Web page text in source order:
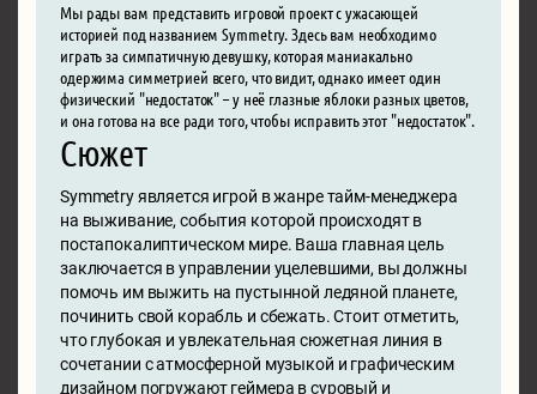
Мы рады вам представить игровой проект с ужасающей
историей под названием Symmetry. Здесь вам необходимо
играть за симпатичную девушку, которая маниакально
одержима симметрией всего, что видит, однако имеет один
физический "недостаток" – у неё глазные яблоки разных цветов,
и она готова на все ради того, чтобы исправить этот "недостаток".
Сюжет
Symmetry является игрой в жанре тайм-менеджера
на выживание, события которой происходят в
постапокалиптическом мире. Ваша главная цель
заключается в управлении уцелевшими, вы должны
помочь им выжить на пустынной ледяной планете,
починить свой корабль и сбежать. Стоит отметить,
что глубокая и увлекательная сюжетная линия в
сочетании с атмосферной музыкой и графическим
дизайном погружают геймера в суровый и